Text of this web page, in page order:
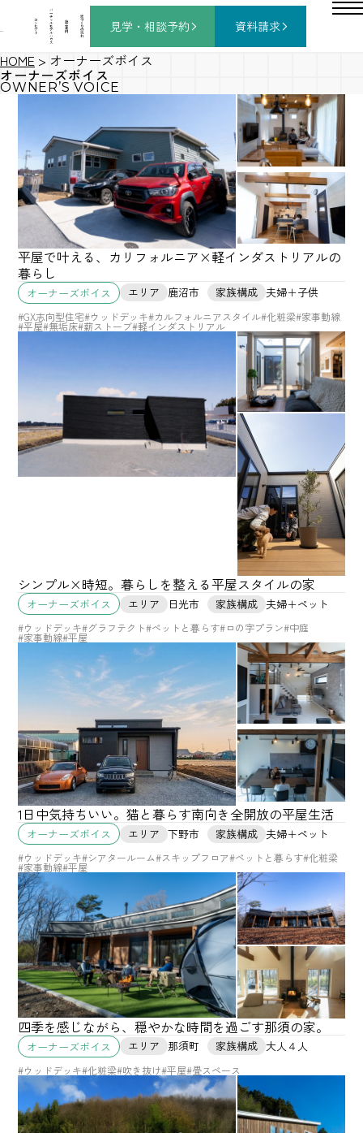
コ
ン
セ
プ
ト
バ
ー
チ
ャ
ル
モ
デ
ル
ハ
ウ
ス
施
工
事
例
家
づ
く
り
の
流
れ
見学・相談予約 資料請求
HOME > オーナーズボイス
オーナーズボイス
OWNER’S VOICE
平屋で叶える、カリフォルニア×軽インダストリアルの
暮らし
オーナーズボイス エリア 鹿沼市 家族構成 夫婦＋子供
#GX志向型住宅#ウッドデッキ#カルフォルニアスタイル#化粧梁#家事動線
#平屋#無垢床#薪ストーブ#軽インダストリアル
シンプル×時短。暮らしを整える平屋スタイルの家
オーナーズボイス エリア 日光市 家族構成 夫婦＋ペット
#ウッドデッキ#グラフテクト#ペットと暮らす#ロの字プラン#中庭
#家事動線#平屋
1日中気持ちいい。猫と暮らす南向き全開放の平屋生活
オーナーズボイス エリア 下野市 家族構成 夫婦＋ペット
#ウッドデッキ#シアタールーム#スキップフロア#ペットと暮らす#化粧梁
#家事動線#平屋
四季を感じながら、穏やかな時間を過ごす那須の家。
オーナーズボイス エリア 那須町 家族構成 大人４人
#ウッドデッキ#化粧梁#吹き抜け#平屋#畳スペース